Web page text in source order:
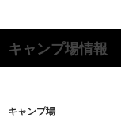
キャンプ場情報
索
ン
キャンプ場